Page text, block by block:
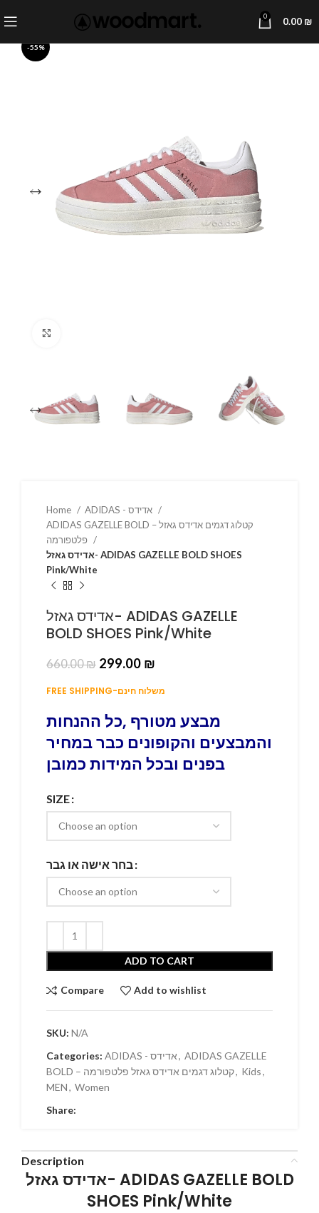
0 0.00 ₪
-55%
Home
ADIDAS GAZELLE BOLD – קטלוג דגמים אדידס גאזל
אדידס גאזל- ADIDAS GAZELLE BOLD SHOES
Pink/White
אדידס גאזל- ADIDAS GAZELLE
BOLD SHOES Pink/White
660.00₪ 299.00 ₪
FREE SHIPPING-משלוח חינם
מבצע מטורף ,כל ההנחות
והמבצעים והקופונים כבר במחיר
בפנים ובכל המידות כמובן
SIZE
בחר אישה או גבר
ADD TO CART
Compare Add to wishlist
SKU: N/A
Categories:
ADIDAS - אדידס, ADIDAS GAZELLE
BOLD – קטלוג דגמים אדידס גאזל פלטפורמה, Kids,
MEN, Women
Share:
Description
אדידס גאזל- ADIDAS GAZELLE BOLD
SHOES Pink/White